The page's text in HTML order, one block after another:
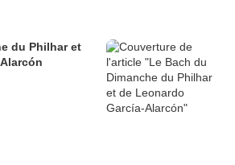
du Philhar et